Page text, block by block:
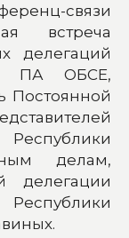
связи
встреча
делегаций
в ПА ОБСЕ,
Постоянной
делам,
делегации